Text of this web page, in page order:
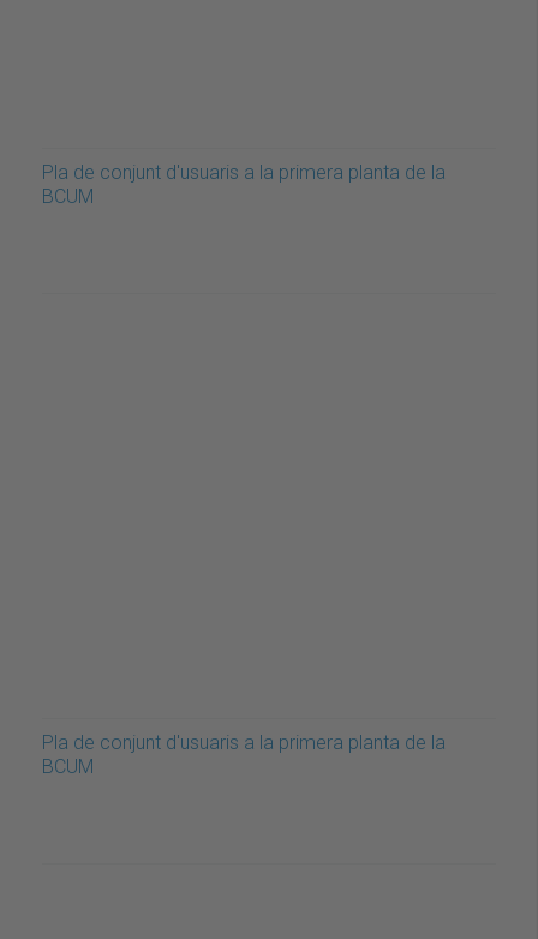
Pla de conjunt d'usuaris a la primera planta de la
BCUM
Pla de conjunt d'usuaris a la primera planta de la
BCUM